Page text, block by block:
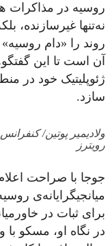
روسیه در مذاکرات
نه‌تنها غیرسازنده،
روند را «دام
آن است تا این
ژئوپلیتیک خود در
سازد.
رویترز
جوجا با صراحت
میانجیگرایانه‌ی
برای ثبات در
در نگاه او، مسکو با